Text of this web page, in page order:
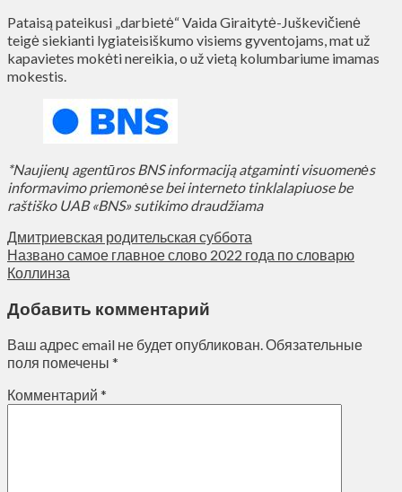
Pataisą pateikusi „darbietė“ Vaida Giraitytė-Juškevičienė
teigė siekianti lygiateisiškumo visiems gyventojams, mat už
kapavietes mokėti nereikia, o už vietą kolumbariume imamas
mokestis.
*Naujienų agentūros BNS informaciją atgaminti visuomenės
informavimo priemonėse bei interneto tinklalapiuose be
raštiško UAB «BNS» sutikimo draudžiama
Дмитриевская родительская суббота
Названо самое главное слово 2022 года по словарю
Коллинза
Добавить комментарий
Ваш адрес email не будет опубликован.Обязательные
поля помечены *
Комментарий *